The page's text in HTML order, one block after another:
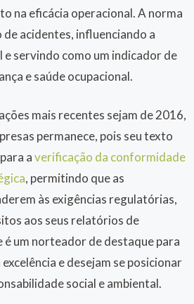
na eficácia operacional. A norma
de acidentes, influenciando a
servindo como um indicador de
e saúde ocupacional.
mais recentes sejam de 2016,
permanece, pois seu texto
averificação da conformidade
, permitindo que as
às exigências regulatórias,
aos seus relatórios de
é um norteador de destaque para
e desejam se posicionar
social e ambiental.